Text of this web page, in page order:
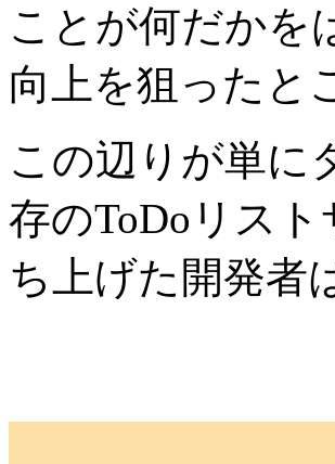
ことが何だかを
向上を狙ったと
この辺りが単に
存のToDoリス
ち上げた開発者